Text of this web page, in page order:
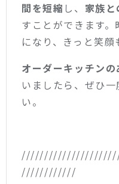
間を短縮 し、 家族
すことができます
になり、きっと笑顔
オーダーキッチン
いましたら、 ぜひ一
い。
////////////